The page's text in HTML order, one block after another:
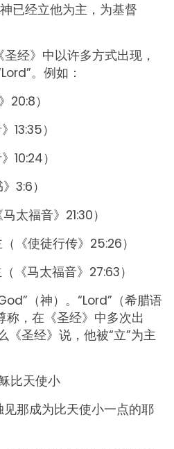
已经立他为主，为基督
经》中以许多方式出现，
。例如：
20:8）
13:35）
10:24）
3:6）
太福音》21:30）
《使徒行传》25:26）
《马太福音》27:63）
（神）。“Lord”（希腊语
称，在《圣经》中多次出
《圣经》说，他被“立”为主
比天使小
见那成为比天使小一点的耶